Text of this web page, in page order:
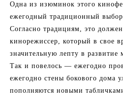
Одна из изюминок этого
ежегодный традиционный выбор
Согласно традициям, это
кинорежиссер, который в свое
значительную лепту в развитие
Так и повелось — ежегодно
ежегодно стены бокового дома
пополняются новыми